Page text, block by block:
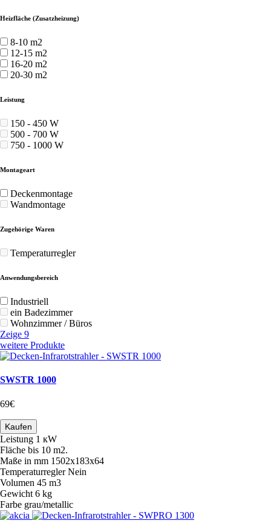
Heizfläche (Zusatzheizung)
8-10 m2
12-15 m2
16-20 m2
20-30 m2
Leistung
150 - 450 W
500 - 700 W
750 - 1000 W
Montageart
Deckenmontage
Wandmontage
Zugehörige Waren
Temperaturregler
Anwendungsbereich
Industriell
ein Badezimmer
Wohnzimmer / Büros
Zeige 9
weitere Produkte
SWSTR 1000
69€
Kaufen
Leistung 1 кW
Fläche bis 10 m2.
Maße in mm 1502х183х64
Temperaturregler Nein
Volumen 45 m3
Gewicht 6 kg
Farbe grau/metallic